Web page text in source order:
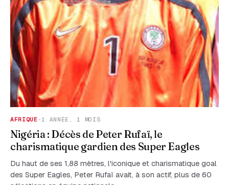
AFRIQUE ·1 ANNÉE, 1 MOIS
Nigéria : Décès de Peter Rufaï, le
charismatique gardien des Super Eagles
Du haut de ses 1,88 mètres, l'iconique et charismatique goal
des Super Eagles, Peter Rufaï avait, à son actif, plus de 60